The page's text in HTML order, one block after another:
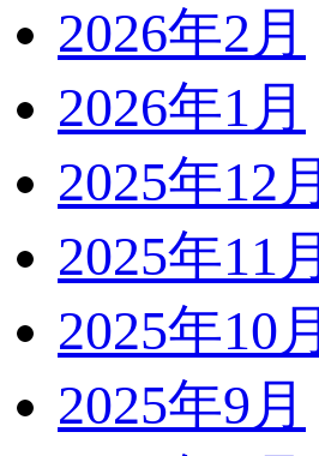
2026年2月
2026年1月
2025年12月
2025年11月
2025年10月
2025年9月